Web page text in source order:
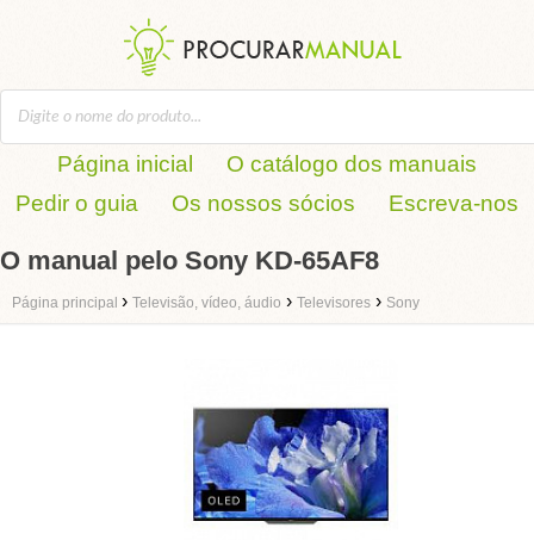
Página inicial
O catálogo dos manuais
Pedir o guia
Os nossos sócios Escreva-nos
O manual pelo Sony KD-65AF8
Página principal › Televisão, vídeo, áudio › Televisores › Sony